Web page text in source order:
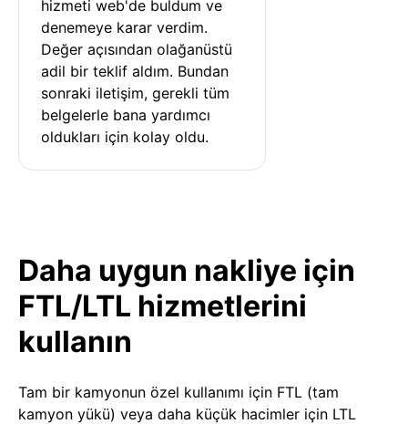
hizmeti web'de buldum ve
denemeye karar verdim.
Değer açısından olağanüstü
adil bir teklif aldım. Bundan
sonraki iletişim, gerekli tüm
belgelerle bana yardımcı
oldukları için kolay oldu.
Daha uygun nakliye için
FTL/LTL hizmetlerini
kullanın
Tam bir kamyonun özel kullanımı için FTL (tam
kamyon yükü) veya daha küçük hacimler için LTL